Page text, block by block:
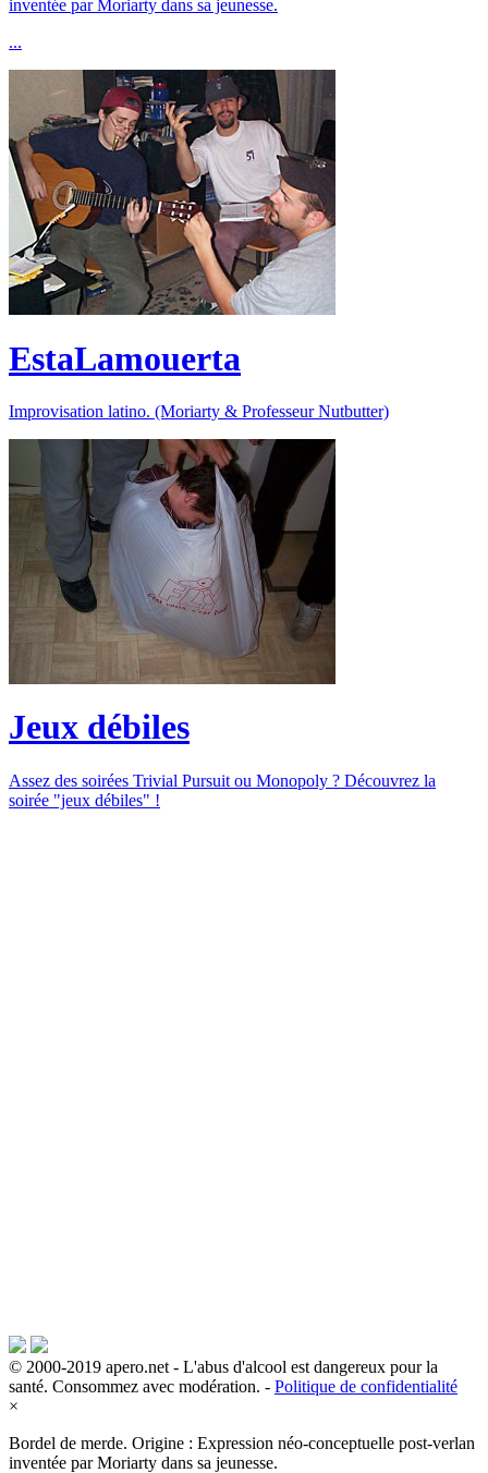
inventée par Moriarty dans sa jeunesse.
...
EstaLamouerta
Improvisation latino. (Moriarty & Professeur Nutbutter)
Jeux débiles
Assez des soirées Trivial Pursuit ou Monopoly ? Découvrez la
soirée "jeux débiles" !
© 2000-2019 apero.net - L'abus d'alcool est dangereux pour la
santé. Consommez avec modération. - Politique de confidentialité
×
Bordel de merde. Origine : Expression néo-conceptuelle post-verlan
inventée par Moriarty dans sa jeunesse.